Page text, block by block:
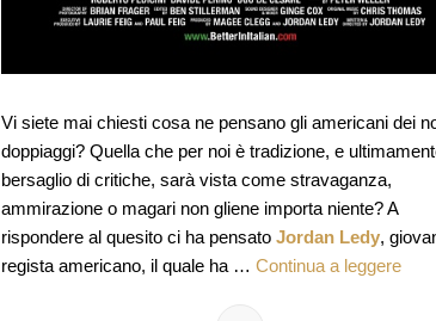
Vi siete mai chiesti cosa ne pensano gli americani dei
doppiaggi? Quella che per noi è tradizione, e
bersaglio di critiche, sarà vista come stravaganza,
ammirazione o magari non gliene importa niente? A
rispondere al quesito ci ha pensato Jordan Ledy,
regista americano, il quale ha … Continua a leggere